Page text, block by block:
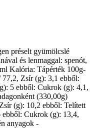
préselt gyümölcslé
és lenmaggal: spenót,
Kalória: Tápérték 100g-
Zsír (g): 3,1 ebből:
5 ebből: Cukrok (g): 4,1,
(330,00g)
(g): 10,2 ebből: Telített
ebből: Cukrok (g): 13,4,
anyagok -